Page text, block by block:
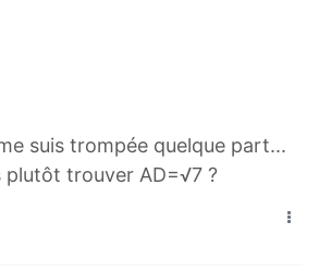
suis trompée quelque part...
plutôt trouver AD=√7 ?